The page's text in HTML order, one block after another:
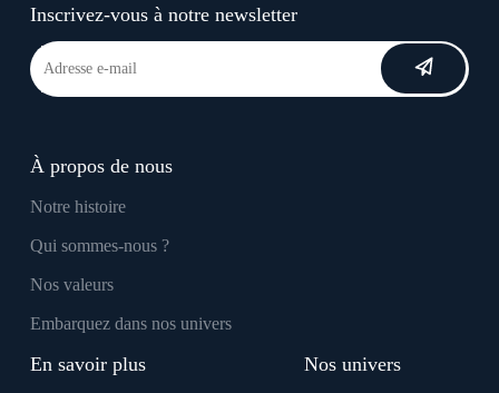
Inscrivez-vous à notre newsletter
À propos de nous
Notre histoire
Qui sommes-nous ?
Nos valeurs
Embarquez dans nos univers
En savoir plus Nos univers